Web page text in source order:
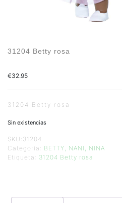
31204 Betty rosa
€32.95
31204 Betty rosa
Sin existencias
SKU: 31204
Categoría: BETTY, NANI, NINA
Etiqueta: 31204 Betty rosa